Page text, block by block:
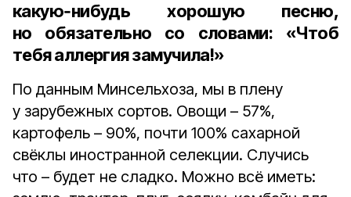
какую‑нибудь хорошую песню,
но обязательно со словами: «Чтоб
тебя аллергия замучила!»
По данным Минсельхоза, мы в плену
у зарубежных сортов. Овощи – 57%,
картофель – 90%, почти 100% сахарной
свёклы иностранной селекции. Случись
что – будет не сладко. Можно всё иметь: